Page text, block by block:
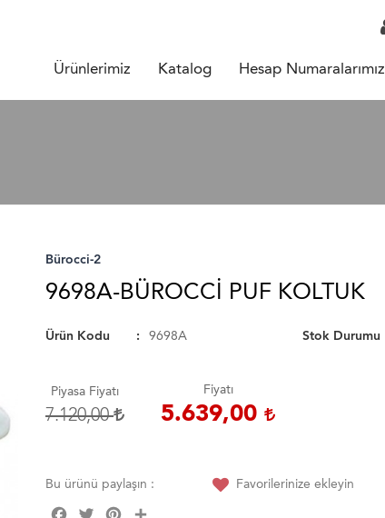
Ürünlerimiz Katalog Hesap Numaralarımız
Bürocci-2
9698A-BÜROCCI PUF KOLTUK
Ürün Kodu 9698A Stok Durumu
Piyasa Fiyatı
7.120,00
Fiyatı
5.639,00
Bu ürünü paylaşın :
FacebookTwitterPinterest
Favorilerinize ekleyin